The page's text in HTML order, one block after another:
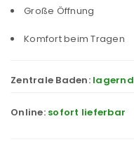
Große Öffnung
Komfort beim Tragen
Zentrale Baden: lagernd
Online: sofort lieferbar